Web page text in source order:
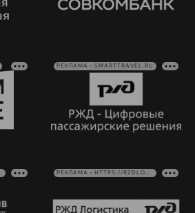
РЕКЛАМА • SMARTTRAVEL.RU
РЕКЛАМА • HTTPS://RZDLOG.RU/